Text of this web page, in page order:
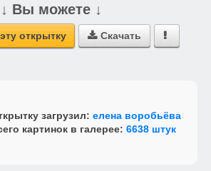
↓ Вы можете ↓
открытку  Скачать 
загрузил: елена воробьёва
картинок в галерее: 6638 штук